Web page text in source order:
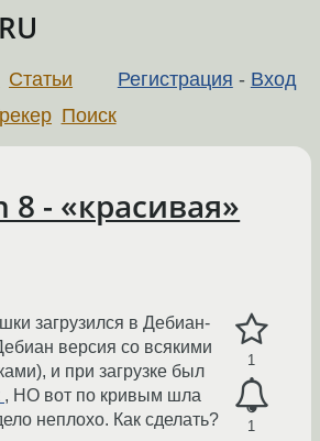
Регистрация - Вход
Статьи
Поиск
8 - «красивая»
1
1
загрузился в Дебиан-
версия со всякими
и при загрузке был
, НО вот по кривым шла
неплохо. Как сделать?